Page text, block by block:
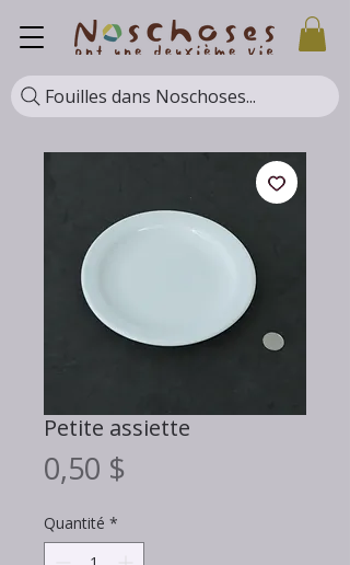
Fouilles dans Noschoses...
Petite assiette
0,50 $
Quantité *